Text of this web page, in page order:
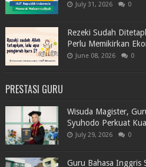
July 31, 2026 0
Rezeki Sudah
Perlu Memikirkan
June 08, 2026 0
PRESTASI GURU
Wisuda Magister,
Syuhodo Perkuat
July 29, 2026 0
Guru Bahasa Inggris